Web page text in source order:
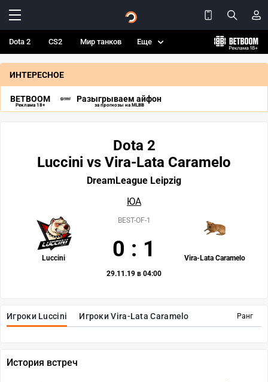
Dota 2 CS2 Мир танков Еще
ИНТЕРЕСНОЕ
BETBOOM
Реклама 18+
Разыгрываем айфон
за прогнозы на MLBB
Ранг
Игроки Luccini Игроки Vira-Lata Caramelo
Dota 2
Luccini vs Vira-Lata Caramelo
DreamLeague Leipzig
ЮА
Luccini Vira-Lata Caramelo
BEST-OF-1
0 : 1
29.11.19 в 04:00
История встреч